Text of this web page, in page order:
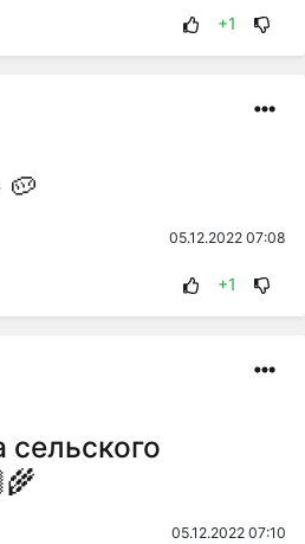
+1
05.12.2022 07:08
+1
05.12.2022 07:10